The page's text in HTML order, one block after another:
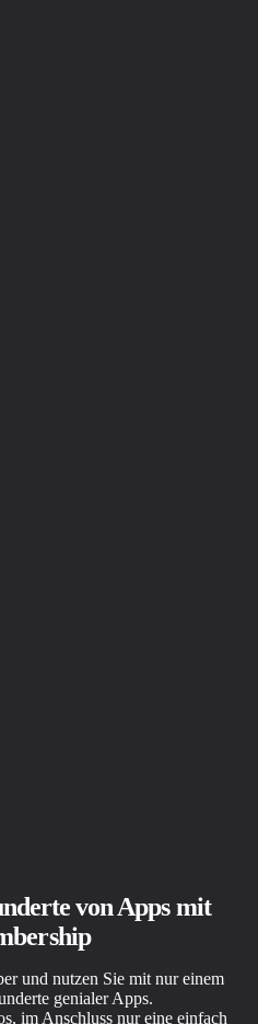
von Apps mit
und nutzen Sie mit nur einem
genialer Apps.
im Anschluss nur eine einfach